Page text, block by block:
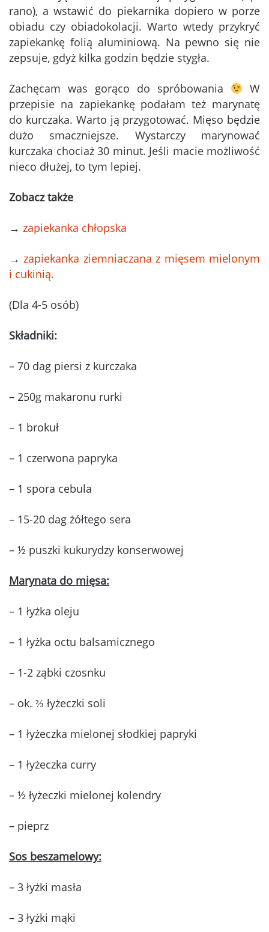
rano), a wstawić do piekarnika dopiero w porze
obiadu czy obiadokolacji. Warto wtedy przykryć
zapiekankę folią aluminiową. Na pewno się nie
zepsuje, gdyż kilka godzin będzie stygła.
Zachęcam was gorąco do spróbowania
W
przepisie na zapiekankę podałam też marynatę
do kurczaka. Warto ją przygotować. Mięso będzie
dużo smaczniejsze. Wystarczy marynować
kurczaka chociaż 30 minut. Jeśli macie możliwość
nieco dłużej, to tym lepiej.
Zobacz także
→ zapiekanka chłopska
→zapiekanka ziemniaczana z mięsem mielonym
i cukinią.
(Dla 4-5 osób)
Składniki:
– 70 dag piersi z kurczaka
– 250g makaronu rurki
– 1 brokuł
– 1 czerwona papryka
– 1 spora cebula
– 15-20 dag żółtego sera
– ½ puszki kukurydzy konserwowej
Marynata do mięsa:
– 1 łyżka oleju
– 1 łyżka octu balsamicznego
– 1-2 ząbki czosnku
– ok. ⅔ łyżeczki soli
– 1 łyżeczka mielonej słodkiej papryki
– 1 łyżeczka curry
– ½ łyżeczki mielonej kolendry
– pieprz
Sos beszamelowy:
– 3 łyżki masła
– 3 łyżki mąki